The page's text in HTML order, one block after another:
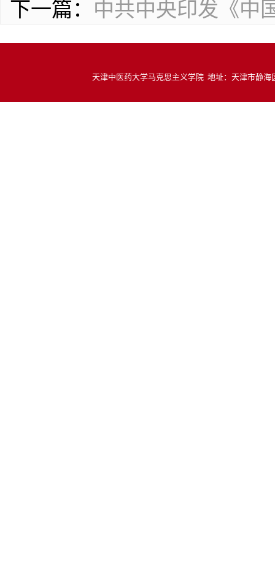
下一篇： 中共中央印发《中
天津中医药大学马克思主义学院 地址：天津市静